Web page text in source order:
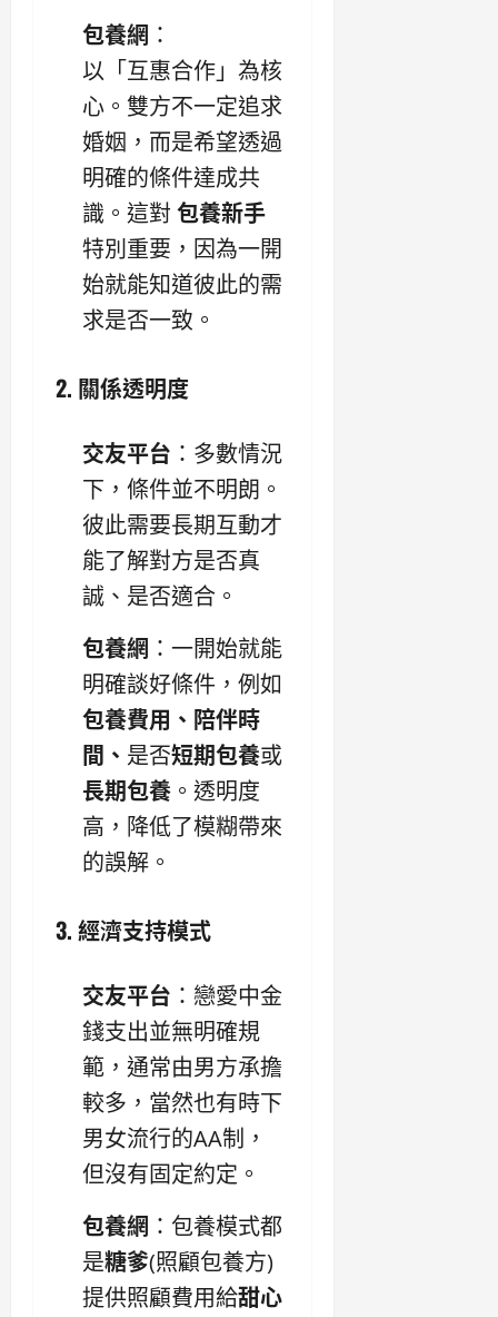
包養網 ：
以「互惠合作」為核
心。雙方不一定追求
婚姻，而是希望透過
明確的條件達成共
識。這對 包養新手
特別重要，因為一開
始就能知道彼此的需
求是否一致。
2. 關係透明度
交友平台 ：多數情況
下，條件並不明朗。
彼此需要長期互動才
能了解對方是否真
誠、是否適合。
包養網 ：一開始就能
明確談好條件，例如
包養費用、陪伴時
間、 是否短期包養或
長期包養 。透明度
高，降低了模糊帶來
的誤解。
3. 經濟支持模式
交友平台 ：戀愛中金
錢支出並無明確規
範，通常由男方承擔
較多，當然也有時下
男女流行的AA制，
但沒有固定約定。
包養網 ：包養模式都
是糖爹(照顧包養方)
提供照顧費用給甜心